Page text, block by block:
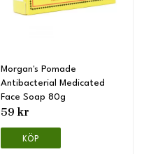
Morgan's Pomade
Antibacterial Medicated
Face Soap 80g
59 kr
KÖP